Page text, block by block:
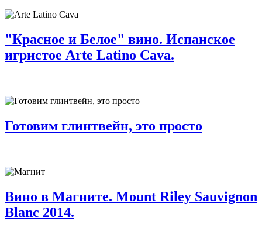
"Красное и Белое" вино. Испанское
игристое Arte Latino Cava.
Готовим глинтвейн, это просто
Вино в Магните. Mount Riley Sauvignon
Blanc 2014.